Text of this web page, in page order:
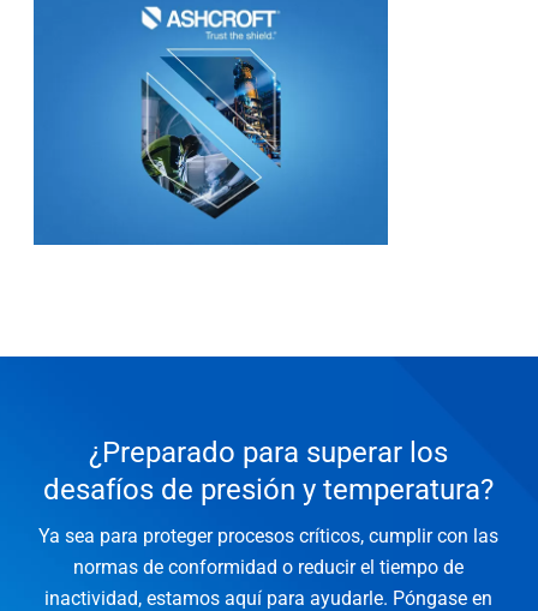
¿Preparado para superar los
desafíos de presión y temperatura?
Ya sea para proteger procesos críticos, cumplir con las
normas de conformidad o reducir el tiempo de
inactividad, estamos aquí para ayudarle. Póngase en